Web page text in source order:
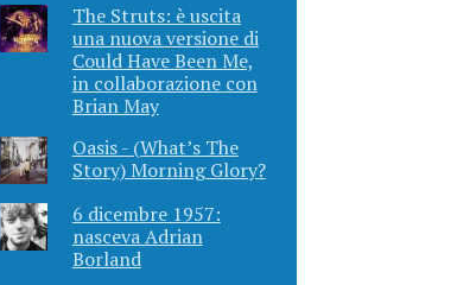
The Struts: è uscita
una nuova versione di
Could Have Been Me,
in collaborazione con
Brian May
Oasis - (What’s The
Story) Morning Glory?
6 dicembre 1957:
nasceva Adrian
Borland